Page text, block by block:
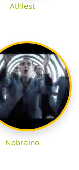
Athlest
Nobraino